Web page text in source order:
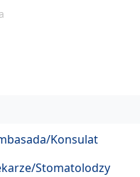
Konsulat
Stomatolodzy